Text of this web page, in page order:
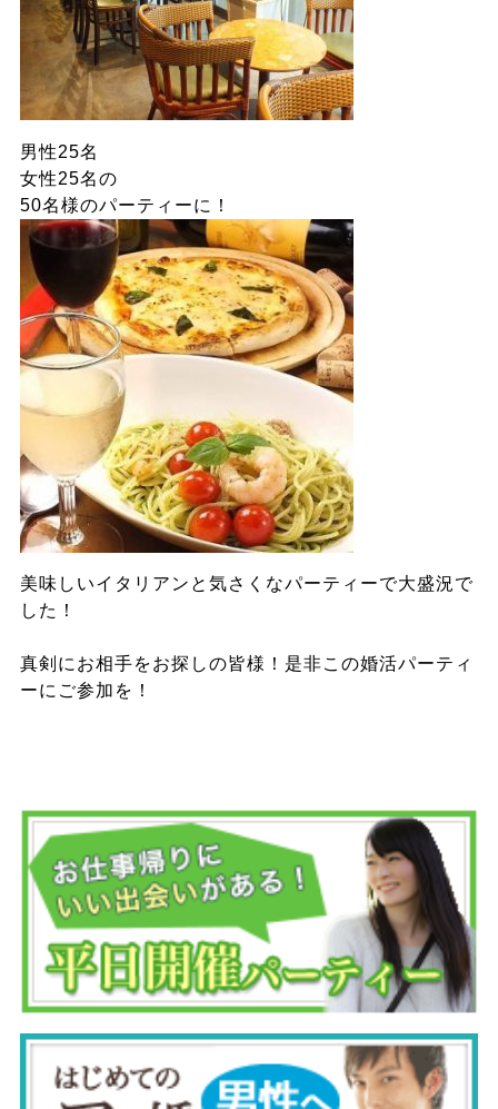
男性25名
女性25名の
50名様のパーティーに！
美味しいイタリアンと気さくなパーティーで大盛況で
した！
真剣にお相手をお探しの皆様！是非この婚活パーティ
ーにご参加を！